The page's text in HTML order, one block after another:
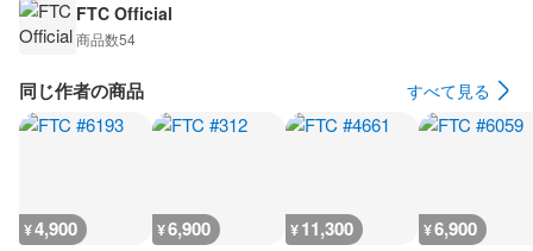
FTC Official
商品数54
同じ作者の商品 すべて見る
¥4,900 ¥6,900 ¥11,300 ¥6,900